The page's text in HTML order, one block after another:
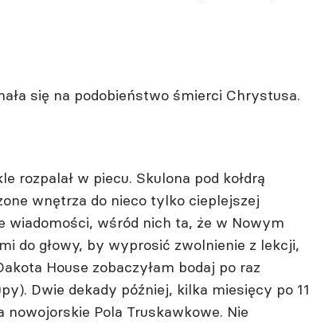
się na podobieństwo śmierci Chrystusa.
rozpalał w piecu. Skulona pod kołdrą
wnętrza do nieco tylko cieplejszej
wiadomości, wśród nich ta, że w Nowym
do głowy, by wyprosić zwolnienie z lekcji,
House zobaczyłam bodaj po raz
Dwie dekady później, kilka miesięcy po 11
Pola Truskawkowe. Nie